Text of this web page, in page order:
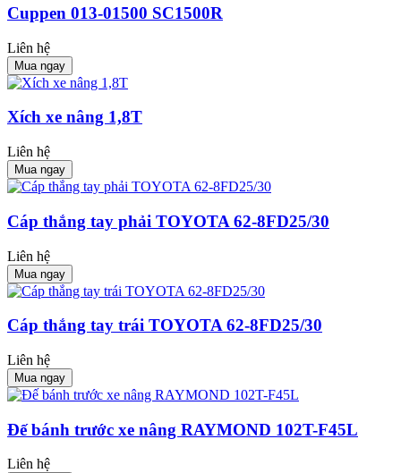
Cuppen 013-01500 SC1500R
Liên hệ
Mua ngay
Xích xe nâng 1,8T
Liên hệ
Mua ngay
Cáp thắng tay phải TOYOTA 62-8FD25/30
Liên hệ
Mua ngay
Cáp thắng tay trái TOYOTA 62-8FD25/30
Liên hệ
Mua ngay
Đế bánh trước xe nâng RAYMOND 102T-F45L
Liên hệ